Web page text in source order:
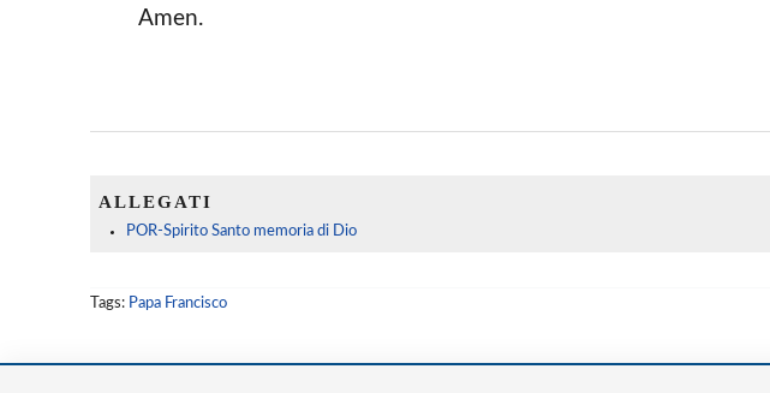
Amen.
ALLEGATI
POR-Spirito Santo memoria di Dio
Tags: Papa Francisco